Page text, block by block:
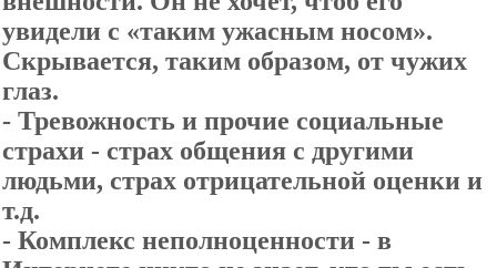
увидели с «таким ужасным носом».
Скрывается, таким образом, от чужих
глаз.
- Тревожность и прочие социальные
страхи - страх общения с другими
людьми, страх отрицательной оценки и
т.д.
- Комплекс неполноценности - в